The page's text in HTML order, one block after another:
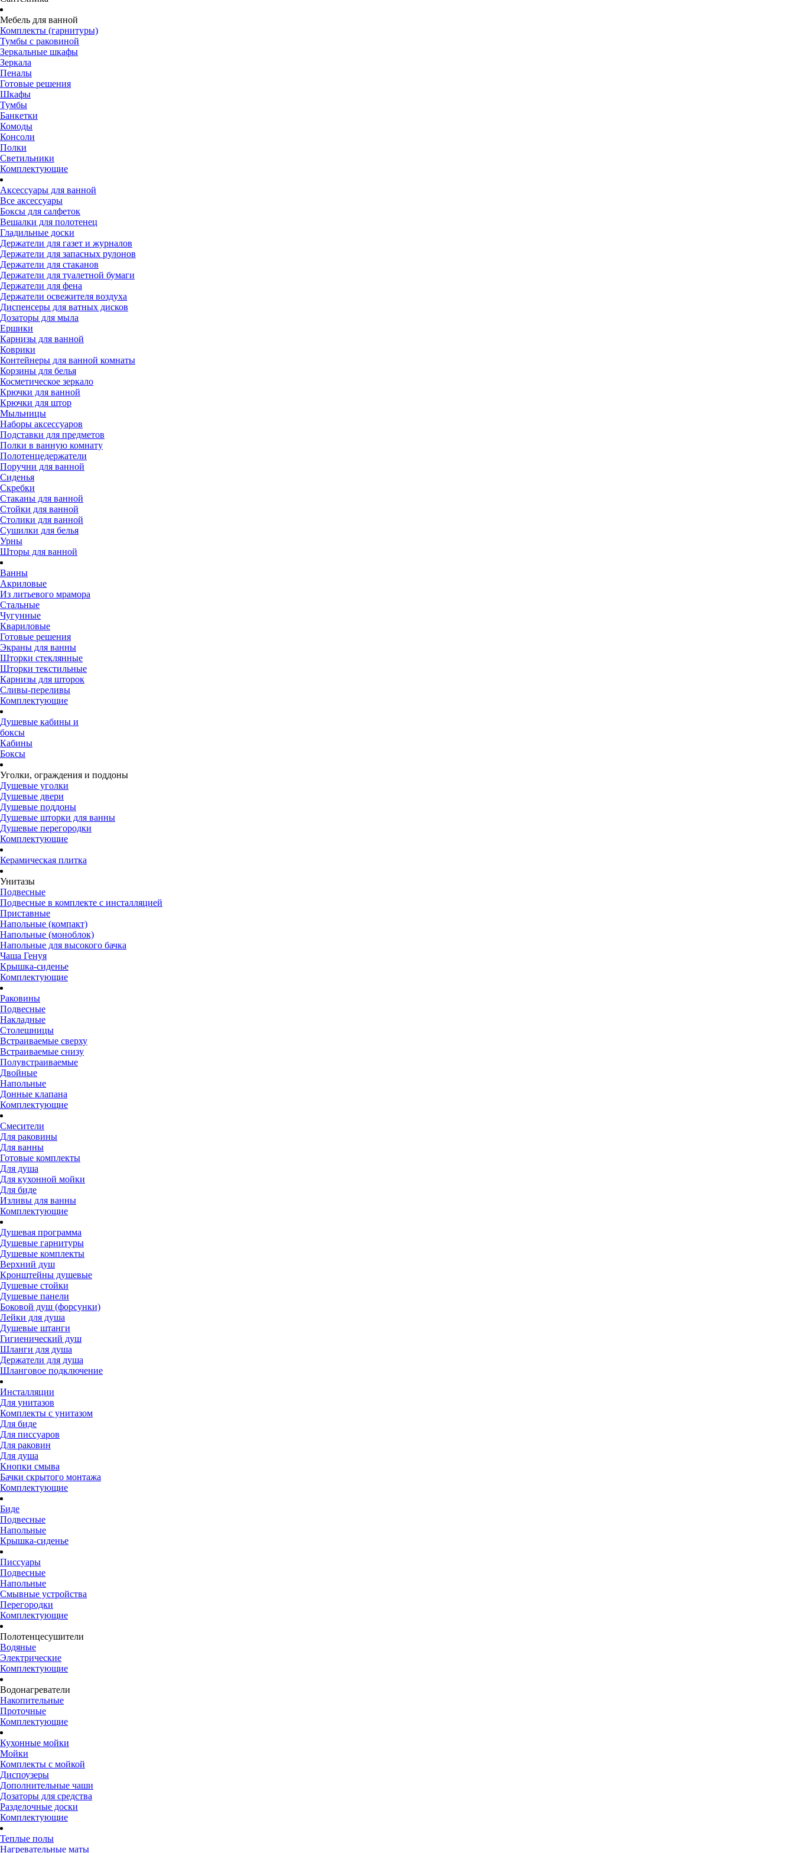
Мебель для ванной
Комплекты (гарнитуры)
Тумбы с раковиной
Зеркальные шкафы
Зеркала
Пеналы
Готовые решения
Шкафы
Тумбы
Банкетки
Комоды
Консоли
Полки
Светильники
Комплектующие
Аксессуары для ванной
Все аксессуары
Боксы для салфеток
Вешалки для полотенец
Гладильные доски
Держатели для газет и журналов
Держатели для запасных рулонов
Держатели для стаканов
Держатели для туалетной бумаги
Держатели для фена
Держатели освежителя воздуха
Диспенсеры для ватных дисков
Дозаторы для мыла
Ершики
Карнизы для ванной
Коврики
Контейнеры для ванной комнаты
Корзины для белья
Косметическое зеркало
Крючки для ванной
Крючки для штор
Мыльницы
Наборы аксессуаров
Подставки для предметов
Полки в ванную комнату
Полотенцедержатели
Поручни для ванной
Сиденья
Скребки
Стаканы для ванной
Стойки для ванной
Столики для ванной
Сушилки для белья
Урны
Шторы для ванной
Ванны
Акриловые
Из литьевого мрамора
Стальные
Чугунные
Квариловые
Готовые решения
Экраны для ванны
Шторки стеклянные
Шторки текстильные
Карнизы для шторок
Сливы-переливы
Комплектующие
Душевые кабины и
боксы
Кабины
Боксы
Уголки, ограждения и поддоны
Душевые уголки
Душевые двери
Душевые поддоны
Душевые шторки для ванны
Душевые перегородки
Комплектующие
Керамическая плитка
Унитазы
Подвесные
Подвесные в комплекте с инсталляцией
Приставные
Напольные (компакт)
Напольные (моноблок)
Напольные для высокого бачка
Чаша Генуя
Крышка-сиденье
Комплектующие
Раковины
Подвесные
Накладные
Столешницы
Встраиваемые сверху
Встраиваемые снизу
Полувстраиваемые
Двойные
Напольные
Донные клапана
Комплектующие
Смесители
Для раковины
Для ванны
Готовые комплекты
Для душа
Для кухонной мойки
Для биде
Изливы для ванны
Комплектующие
Душевая программа
Душевые гарнитуры
Душевые комплекты
Верхний душ
Кронштейны душевые
Душевые стойки
Душевые панели
Боковой душ (форсунки)
Лейки для душа
Душевые штанги
Гигиенический душ
Шланги для душа
Держатели для душа
Шланговое подключение
Инсталляции
Для унитазов
Комплекты с унитазом
Для биде
Для писсуаров
Для раковин
Для душа
Кнопки смыва
Бачки скрытого монтажа
Комплектующие
Биде
Подвесные
Напольные
Крышка-сиденье
Писсуары
Подвесные
Напольные
Смывные устройства
Перегородки
Комплектующие
Полотенцесушители
Водяные
Электрические
Комплектующие
Водонагреватели
Накопительные
Проточные
Комплектующие
Кухонные мойки
Мойки
Комплекты с мойкой
Диспоузеры
Дополнительные чаши
Дозаторы для средства
Разделочные доски
Комплектующие
Теплые полы
Нагревательные маты